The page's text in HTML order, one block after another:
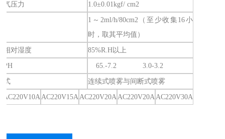
气压力 1.0±0.01kgf/ cm2
1～2ml/h/80cm2（至少收集16小
时，取其平均值）
相对湿度 85%R.H以上
PH 65.-7.2 3.0-3.2
式 连续式喷雾与间断式喷雾
AC220V10AAC220V15AAC220V20AAC220V20AAC220V30A